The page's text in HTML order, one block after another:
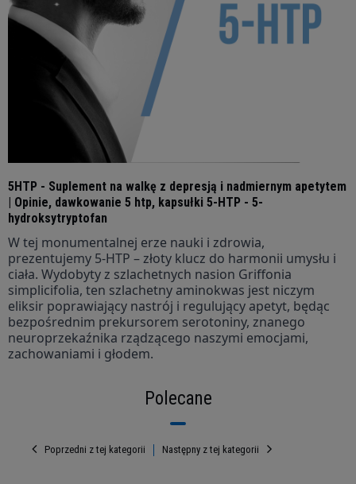
5HTP - Suplement na walkę z depresją i nadmiernym apetytem
| Opinie, dawkowanie 5 htp, kapsułki 5-HTP - 5-
hydroksytryptofan
W tej monumentalnej erze nauki i zdrowia,
prezentujemy 5-HTP – złoty klucz do harmonii umysłu i
ciała. Wydobyty z szlachetnych nasion Griffonia
simplicifolia, ten szlachetny aminokwas jest niczym
eliksir poprawiający nastrój i regulujący apetyt, będąc
bezpośrednim prekursorem serotoniny, znanego
neuroprzekaźnika rządzącego naszymi emocjami,
zachowaniami i głodem.
Polecane
Poprzedni z tej kategorii Następny z tej kategorii